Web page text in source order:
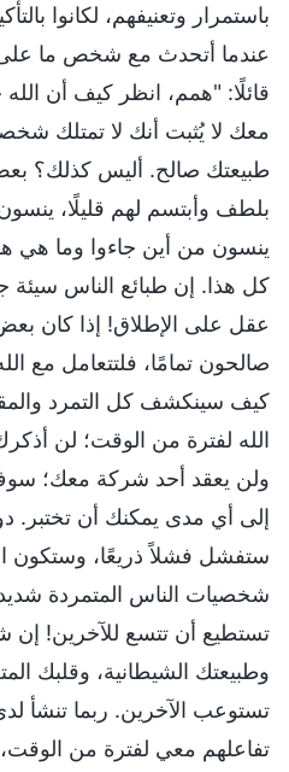
باستمرار وتعنيفهم، لكانوا
عندما أتحدث مع شخص ما على
قائلًا: "همم، انظر كيف أن
معك لا يُثبت أنك لا تمتلك
طبيعتك صالح. أليس كذلك؟
بلطف وأبتسم لهم قليلًا،
ينسون من أين جاءوا وما هي
كل هذا. إن طبائع الناس سيئة
عقل على الإطلاق! إذا كان
صالحون تمامًا، فلتتعامل مع
كيف سينكشف كل التمرد
الله لفترة من الوقت؛ لن
ولن يعقد أحد شركة معك؛
إلى أي مدى يمكنك أن تختبر.
ستفشل فشلاً ذريعًا، وستكون
شخصيات الناس المتمردة شديدة
تستطيع أن تتسع للآخرين! إن
وطبيعتك الشيطانية، وقلبك
تستوعب الآخرين. ربما تنشأ
تفاعلهم معي لفترة من الوقت،